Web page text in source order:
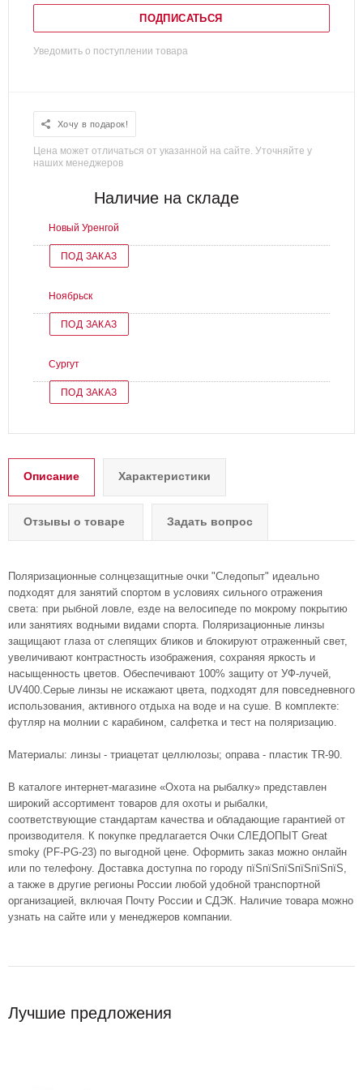
ПОДПИСАТЬСЯ
Уведомить о поступлении товара
Хочу в подарок!
Цена может отличаться от указанной на сайте. Уточняйте у
наших менеджеров
Наличие на складе
Новый Уренгой
ПОД ЗАКАЗ
Ноябрьск
ПОД ЗАКАЗ
Сургут
ПОД ЗАКАЗ
Описание Характеристики
Отзывы о товаре Задать вопрос
Поляризационные солнцезащитные очки "Следопыт" идеально
подходят для занятий спортом в условиях сильного отражения
света: при рыбной ловле, езде на велосипеде по мокрому покрытию
или занятиях водными видами спорта. Поляризационные линзы
защищают глаза от слепящих бликов и блокируют отраженный свет,
увеличивают контрастность изображения, сохраняя яркость и
насыщенность цветов. Обеспечивают 100% защиту от УФ-лучей,
UV400.Серые линзы не искажают цвета, подходят для повседневного
использования, активного отдыха на воде и на суше. В комплекте:
футляр на молнии с карабином, салфетка и тест на поляризацию.
Материалы: линзы - триацетат целлюлозы; оправа - пластик TR-90.
В каталоге интернет-магазине «Охота на рыбалку» представлен
широкий ассортимент товаров для охоты и рыбалки,
соответствующие стандартам качества и обладающие гарантией от
производителя. К покупке предлагается Очки СЛЕДОПЫТ Great
smoky (PF-PG-23) по выгодной цене. Оформить заказ можно онлайн
или по телефону. Доставка доступна по городу пїЅпїЅпїЅпїЅпїЅпїЅ,
а также в другие регионы России любой удобной транспортной
организацией, включая Почту России и СДЭК. Наличие товара можно
узнать на сайте или у менеджеров компании.
Лучшие предложения